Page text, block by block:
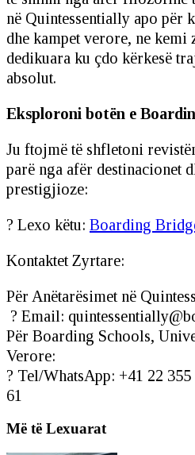
në Quintessentially apo për
dhe kampet verore, ne kemi
dedikuara ku çdo kërkesë
absolut.
Eksploroni botën e
Ju ftojmë të shfletoni
parë nga afër destinacionet
prestigjioze:
? Lexo këtu: Boarding
Kontaktet Zyrtare:
Për Anëtarësimet në
? Email:
Për Boarding Schools,
Verore:
? Tel/WhatsApp: +41 22
61
Më të Lexuarat